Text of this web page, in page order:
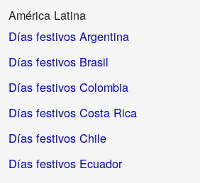
América Latina
Días festivos Argentina
Días festivos Brasil
Días festivos Colombia
Días festivos Costa Rica
Días festivos Chile
Días festivos Ecuador